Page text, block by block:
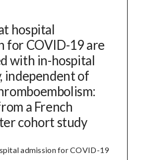
hospital
for COVID-19 are
with in-hospital
independent of
a French
cohort study
admission for COVID-19